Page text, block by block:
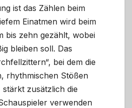
ist das Zählen beim
Einatmen wird beim
bis zehn gezählt, wobei
bleiben soll. Das
bei dem die
rhythmischen Stößen
zusätzlich die
verwenden